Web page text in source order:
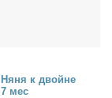
Ня­ня к двойне
7 мес